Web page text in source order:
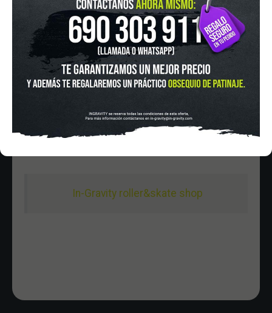
In-Gravity roller&skate shop
in-gravity@in-gravity.com
HORARIO
Lunes a Viernes de 12:00 - 20:30
Sabado De 10:00 - 20:30
Domingo 10:00-15:00